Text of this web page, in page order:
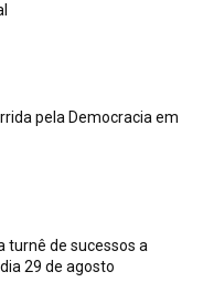
pela Democracia em
turnê de sucessos a
29 de agosto